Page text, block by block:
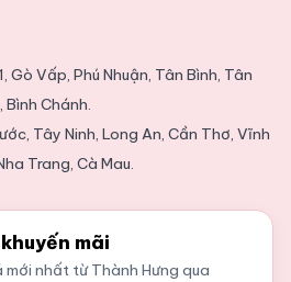
Gò Vấp, Phú Nhuận, Tân Bình, Tân
Bình Chánh.
Tây Ninh, Long An, Cần Thơ, Vĩnh
Trang, Cà Mau.
mãi
mới nhất từ Thành Hưng qua